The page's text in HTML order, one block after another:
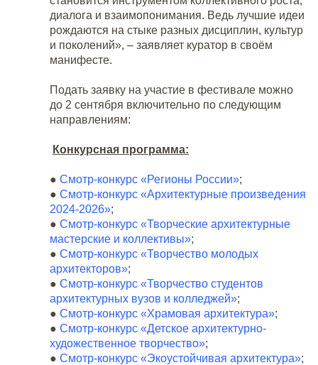
диалога и взаимопонимания. Ведь лучшие идеи
рождаются на стыке разных дисциплин, культур
и поколений», – заявляет куратор в своём
манифесте.
Подать заявку на участие в фестивале можно
до 2 сентября включительно по следующим
направлениям:
Конкурсная программа:
● Смотр-конкурс «Регионы России»;
● Смотр-конкурс «Архитектурные произведения
2024-2026»;
● Смотр-конкурс «Творческие архитектурные
мастерские и коллективы»;
● Смотр-конкурс «Творчество молодых
архитекторов»;
● Смотр-конкурс «Творчество студентов
архитектурных вузов и колледжей»;
● Смотр-конкурс «Храмовая архитектура»;
● Смотр-конкурс «Детское архитектурно-
художественное творчество»;
● Смотр-конкурс «Экоустойчивая архитектура»;